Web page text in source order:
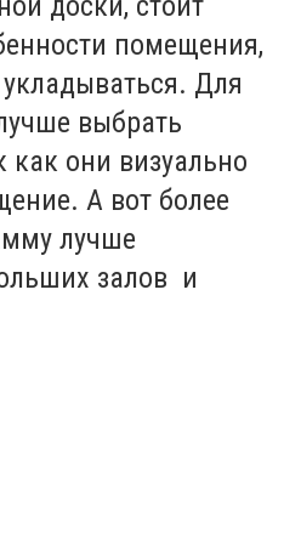
помещения,
Для
выбрать
как они визуально
А вот более
лучше
залов и